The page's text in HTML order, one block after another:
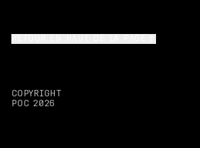
COPYRIGHT
POC 2026